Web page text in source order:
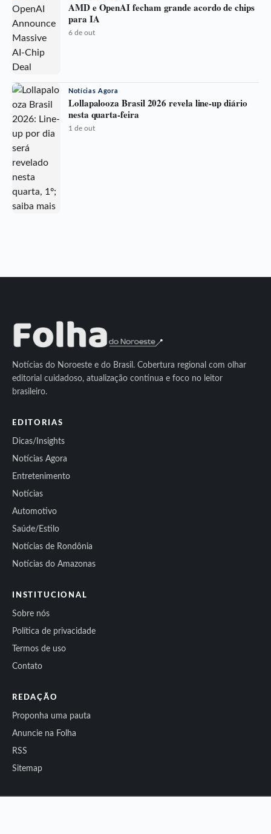
AMD e OpenAI fecham grande acordo de chips
para IA
6 de out
Notícias Agora
Lollapalooza Brasil 2026 revela line-up diário
nesta quarta-feira
1 de out
Notícias do Noroeste e do Brasil. Cobertura regional com olhar
editorial cuidadoso, atualização contínua e foco no leitor
brasileiro.
EDITORIAS
Dicas/Insights
Notícias Agora
Entretenimento
Notícias
Automotivo
Saúde/Estilo
Notícias de Rondônia
Notícias do Amazonas
INSTITUCIONAL
Sobre nós
Política de privacidade
Termos de uso
Contato
REDAÇÃO
Proponha uma pauta
Anuncie na Folha
RSS
Sitemap